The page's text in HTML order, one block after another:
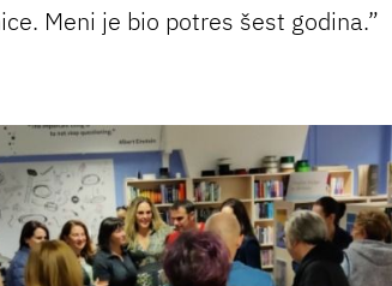
Meni je bio potres šest godina.”